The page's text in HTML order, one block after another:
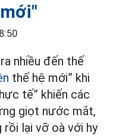
nhiều đến thế
thế hệ mới” khi
tế” khiến các
giọt nước mắt,
rồi lại vỡ oà với hy